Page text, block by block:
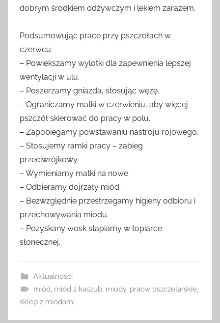
dobrym środkiem odżywczym i lekiem zarazem.
Podsumowując prace przy pszczołach w
czerwcu:
– Powiększamy wylotki dla zapewnienia lepszej
wentylacji w ulu.
– Poszerzamy gniazda, stosując węzę.
– Ograniczamy matki w czerwieniu, aby więcej
pszczół skierować do pracy w polu.
– Zapobiegamy powstawaniu nastroju rojowego.
– Stosujemy ramki pracy – zabieg
przeciwrójkowy.
– Wymieniamy matki na nowe.
– Odbieramy dojrzały miód.
– Bezwzględnie przestrzegamy higieny odbioru i
przechowywania miodu.
– Pozyskany wosk stapiamy w topiarce
słonecznej.
Aktualności
miód, miód z kaszub, miody, pracw pszczelarskie,
sklep z miodami